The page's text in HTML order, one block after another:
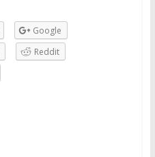
Google
Reddit